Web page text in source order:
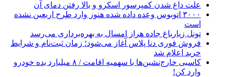
علت داغ شدن کمپرسور اسکرو و بالا رفتن دمای آن
۳۰۰۰ اتوبوس وعده داده شده هنوز وارد طرح اربعین نشده
است
تونل زیارباغ جاده هراز امسال به بهره‌برداری می‌رسد
فروش فوری دنا پلاس آغاز می‌شود؛ زمان ثبت‌نام و شرایط
خرید اعلام شد
کاسبی خارج‌نشین‌ها با سهمیه اقامت / ۸ میلیارد بده خودرو
وارد کن!